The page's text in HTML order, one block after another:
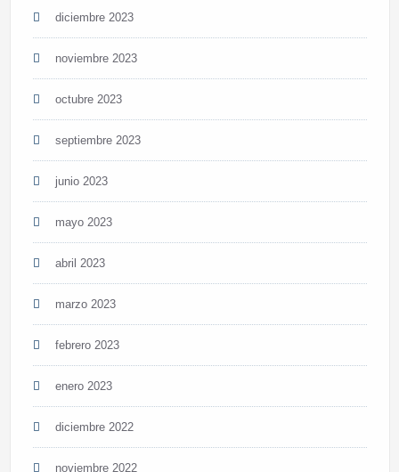
diciembre 2023
noviembre 2023
octubre 2023
septiembre 2023
junio 2023
mayo 2023
abril 2023
marzo 2023
febrero 2023
enero 2023
diciembre 2022
noviembre 2022